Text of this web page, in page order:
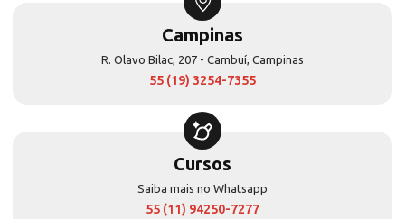
Campinas
R. Olavo Bilac, 207 - Cambuí, Campinas
55 (19) 3254-7355
Cursos
Saiba mais no Whatsapp
55 (11) 94250-7277